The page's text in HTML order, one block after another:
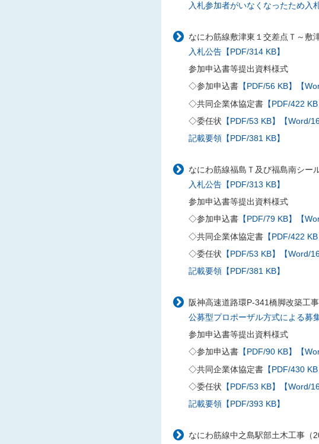
入札参加者がいなくなったため入
なにわ筋線敷津東１交差点Ｔ～敷
入札公告【PDF/314 KB】
参加申込書等提出資料様式
◇参加申込書【PDF/56 KB】
【
◇共同企業体協定書【PDF/422 KB
◇委任状 【PDF/53 KB】
【Word/
記載要領【PDF/381 KB】
なにわ筋線福島Ｔ及び福島南シー
入札公告【PDF/313 KB】
参加申込書等提出資料様式
◇参加申込書【PDF/79 KB】
【
◇共同企業体協定書【PDF/422 KB
◇委任状 【PDF/53 KB】
【Word/
記載要領【PDF/381 KB】
阪神高速道路環P-341橋脚改築工事
公募型プロポーザル方式による募
参加申込書等提出資料様式
◇参加申込書【PDF/90 KB】
【
◇共同企業体協定書【PDF/430 KB
◇委任状 【PDF/53 KB】
【Word/
記載要領【PDF/393 KB】
なにわ筋線中之島駅部土木工事（